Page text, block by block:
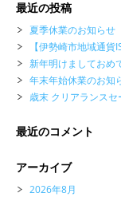
最近の投稿
夏季休業のお知らせ
【伊勢崎市地域通
新年明けましておめ
年末年始休業のお知
歳末 クリアランス
最近のコメント
アーカイブ
2026年8月